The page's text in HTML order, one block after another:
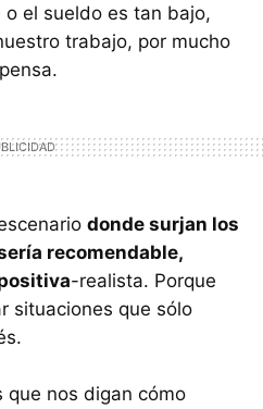
el sueldo es tan bajo,
trabajo, por mucho
donde surjan los
recomendable,
-realista. Porque
situaciones que sólo
que nos digan cómo